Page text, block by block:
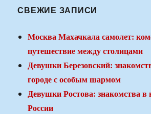
СВЕЖИЕ ЗАПИСИ
Москва Махачкала самолет:
путешествие между столицами
Девушки Березовский:
городе с особым шармом
Девушки Ростова: знакомства
России